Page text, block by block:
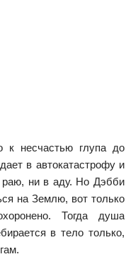
к несчастью глупа до
в автокатастрофу и
раю, ни в аду. Но Дэбби
на Землю, вот только
Тогда душа
в тело только,